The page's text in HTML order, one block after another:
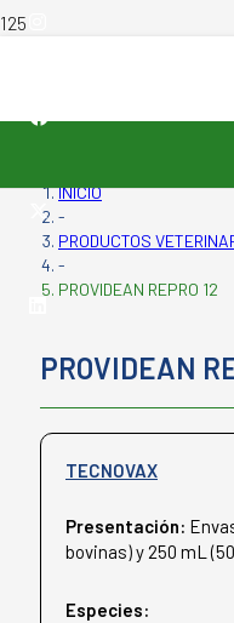
INICIO
-
PRODUCTOS
-
PROVIDEAN REPRO 12
PROVIDEAN
TECNOVAX
Presentación:
bovinas) y 250 mL
Especies: